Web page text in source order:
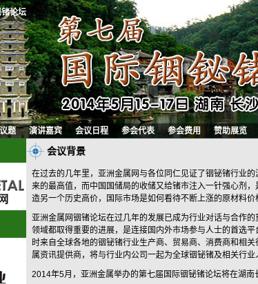
论坛
题 演讲嘉宾 会议日程 参会代表 参会费用 赞助展览
会议背景
在过去的几年里，亚洲金属网与各位同仁见证了铟铋锗行业
来的最高值，而中国国储局的收储又给锗市注入一针强心剂
造另一个历史高价，国际市场是如何看待不断上涨的原材料
亚洲金属网铟锗论坛在过几年的发展已成为行业对话与合作
领域都取得重要的进展，是连接国内外市场参与人士的首选
时来自全球各地的铟铋锗行业生产商、贸易商、消费商和相
属资讯提供商，将与行业内公司一起为全球铟铋锗及相关行业
2014年5月，亚洲金属举办的第七届国际铟铋锗论坛将在湖